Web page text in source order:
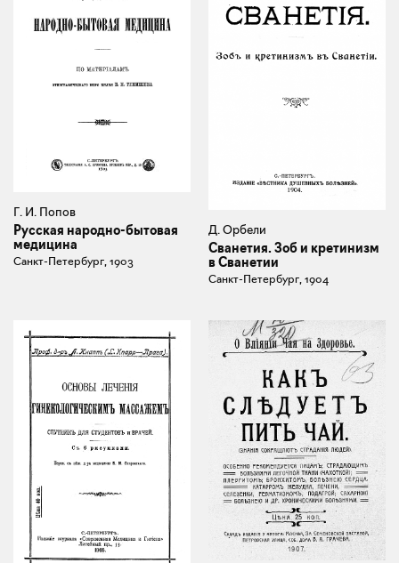
Г. И. Попов
Русская народно-бытовая
медицина
Санкт-Петербург, 1903
Д. Орбели
Сванетия. Зоб и кретинизм
в Сванетии
Санкт-Петербург, 1904